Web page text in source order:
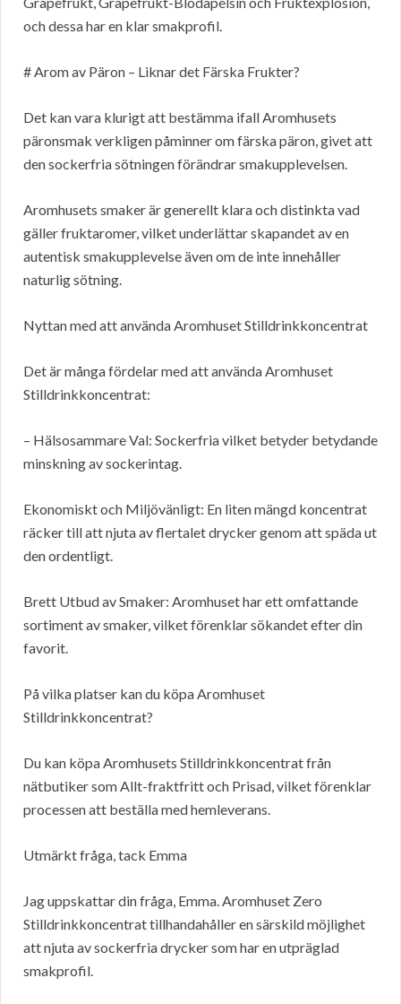
och dessa har en klar smakprofil.
# Arom av Päron – Liknar det Färska Frukter?
Det kan vara klurigt att bestämma ifall Aromhusets
päronsmak verkligen påminner om färska päron, givet att
den sockerfria sötningen förändrar smakupplevelsen.
Aromhusets smaker är generellt klara och distinkta vad
gäller fruktaromer, vilket underlättar skapandet av en
autentisk smakupplevelse även om de inte innehåller
naturlig sötning.
Nyttan med att använda Aromhuset Stilldrinkkoncentrat
Det är många fördelar med att använda Aromhuset
Stilldrinkkoncentrat:
– Hälsosammare Val: Sockerfria vilket betyder betydande
minskning av sockerintag.
Ekonomiskt och Miljövänligt: En liten mängd koncentrat
räcker till att njuta av flertalet drycker genom att späda ut
den ordentligt.
Brett Utbud av Smaker: Aromhuset har ett omfattande
sortiment av smaker, vilket förenklar sökandet efter din
favorit.
På vilka platser kan du köpa Aromhuset
Stilldrinkkoncentrat?
Du kan köpa Aromhusets Stilldrinkkoncentrat från
nätbutiker som Allt-fraktfritt och Prisad, vilket förenklar
processen att beställa med hemleverans.
Utmärkt fråga, tack Emma
Jag uppskattar din fråga, Emma. Aromhuset Zero
Stilldrinkkoncentrat tillhandahåller en särskild möjlighet
att njuta av sockerfria drycker som har en utpräglad
smakprofil.